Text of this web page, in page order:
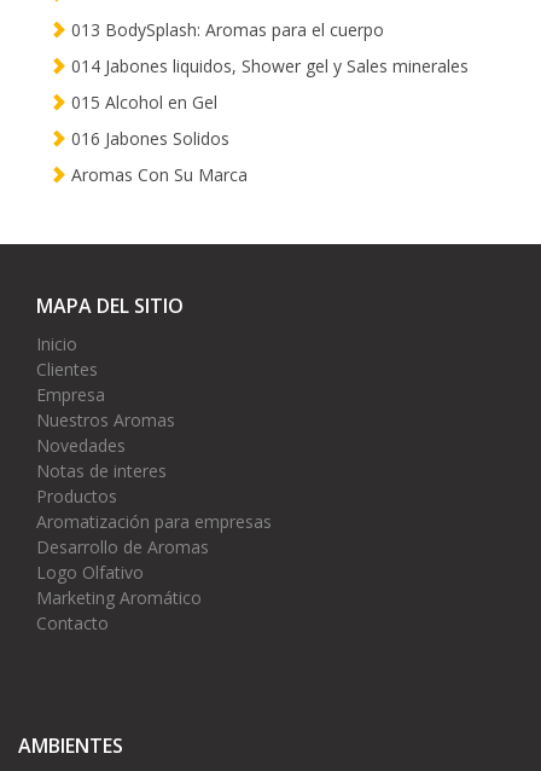
013 BodySplash: Aromas para el cuerpo
014 Jabones liquidos, Shower gel y Sales minerales
015 Alcohol en Gel
016 Jabones Solidos
Aromas Con Su Marca
MAPA DEL SITIO
Inicio
Clientes
Empresa
Nuestros Aromas
Novedades
Notas de interes
Productos
Aromatización para empresas
Desarrollo de Aromas
Logo Olfativo
Marketing Aromático
Contacto
AMBIENTES